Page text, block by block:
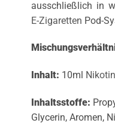
ausschließlich in
E-Zigaretten Pod-
Inhalt: 10ml
Inhaltsstoffe:
Glycerin, Aromen,